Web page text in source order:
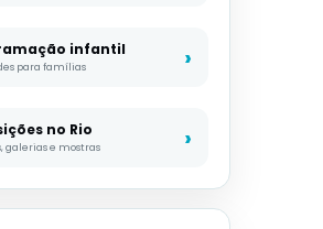
infantil
para famílias
no Rio
galerias e mostras